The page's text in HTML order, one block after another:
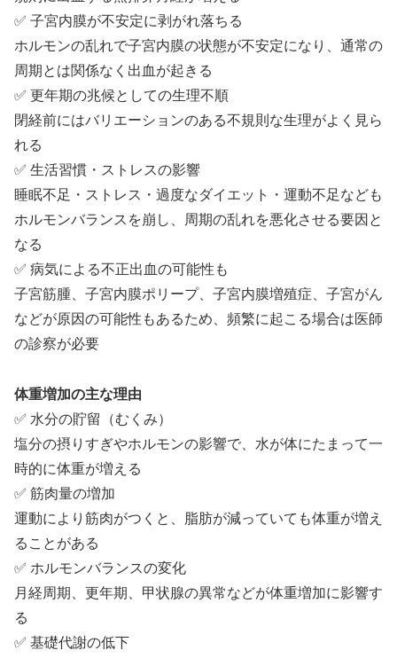
✅ 子宮内膜が不安定に剥がれ落ちる
ホルモンの乱れで子宮内膜の状態が不安定になり、通常の
周期とは関係なく出血が起きる
✅ 更年期の兆候としての生理不順
閉経前にはバリエーションのある不規則な生理がよく見ら
れる
✅ 生活習慣・ストレスの影響
睡眠不足・ストレス・過度なダイエット・運動不足なども
ホルモンバランスを崩し、周期の乱れを悪化させる要因と
なる
✅ 病気による不正出血の可能性も
子宮筋腫、子宮内膜ポリープ、子宮内膜増殖症、子宮がん
などが原因の可能性もあるため、頻繁に起こる場合は医師
の診察が必要
体重増加の主な理由
✅ 水分の貯留（むくみ）
塩分の摂りすぎやホルモンの影響で、水が体にたまって一
時的に体重が増える
✅ 筋肉量の増加
運動により筋肉がつくと、脂肪が減っていても体重が増え
ることがある
✅ ホルモンバランスの変化
月経周期、更年期、甲状腺の異常などが体重増加に影響す
る
✅ 基礎代謝の低下